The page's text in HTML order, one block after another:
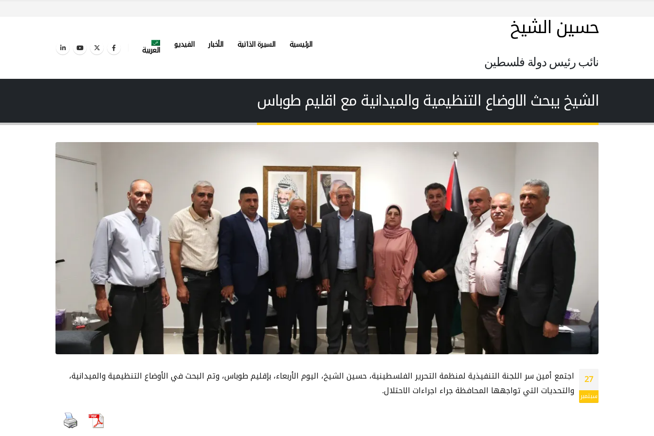
حسين الشيخ
نائب رئيس دولة فلسطين
الرئيسية السيرة الذاتية الأخبار الفيديو العربية
الشيخ يبحث الاوضاع التنظيمية والميدانية مع اقليم طوباس
27
سبتمبر
اجتمع أمين سر اللجنة التنفيذية لمنظمة التحرير الفلسطينية، حسين الشيخ، اليوم الأربعاء، بإقليم طوباس، وتم البحث في الأوضاع التنظيمية والميدانية،
والتحديات التي تواجهها المحافظة جراء اجراءات الاحتلال.